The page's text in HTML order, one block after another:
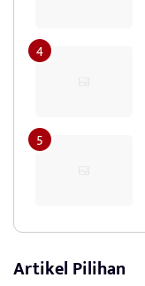
Artikel Pilihan